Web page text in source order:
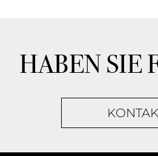
HABEN SIE